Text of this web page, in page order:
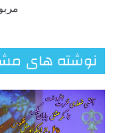
نوشته های